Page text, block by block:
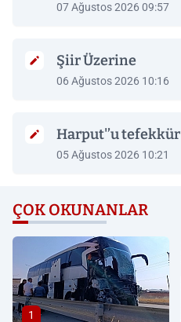
07 Ağustos 2026 09:57
Şiir Üzerine
06 Ağustos 2026 10:16
Harput'’u tefekkür
05 Ağustos 2026 10:21
ÇOK OKUNANLAR
1